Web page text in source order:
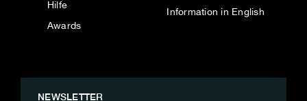
Hilfe
Awards
Information in English
NEWSLETTER